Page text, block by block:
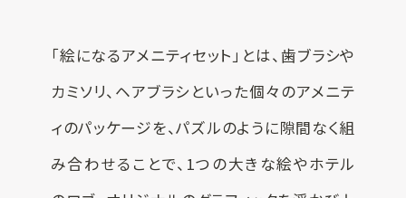
「絵になるアメニティセット」とは、歯ブラシや
カミソリ、ヘアブラシといった個々のアメニテ
ィのパッケージを、パズルのように隙間なく組
み合わせることで、1つの大きな絵やホテル